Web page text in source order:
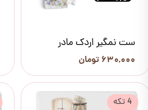
ست نمگیر اردک مادر
۶۳۰,۰۰۰ تومان
4 تکه